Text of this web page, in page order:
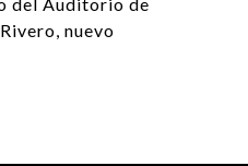
del Auditorio de
nuevo